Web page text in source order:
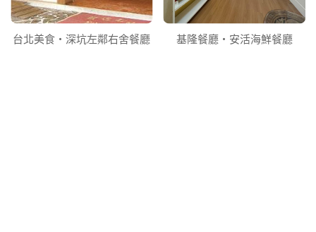
台北美食‧深坑左鄰右舍餐廳 基隆餐廳‧安活海鮮餐廳